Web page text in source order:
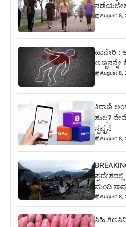
August 8,
ಹಾವೇರಿ :
August 8,
ಕಿರಾಣಿ
ಶುಲ್ಕ?
ಸ್ಪಷ್ಟನೆ
August 8,
ಮಂದಿ
August 8,
ಸಿಹಿ